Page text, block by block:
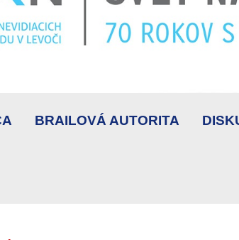
BRAILOVÁ AUTORITA